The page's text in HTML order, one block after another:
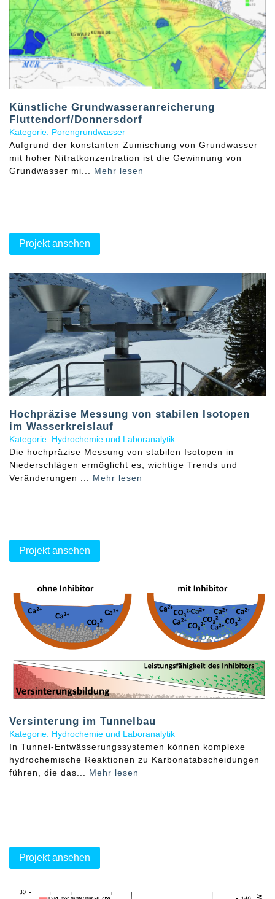
Künstliche Grundwasseranreicherung
Fluttendorf/Donnersdorf
Kategorie: Porengrundwasser
Aufgrund der konstanten Zumischung von Grundwasser
mit hoher Nitratkonzentration ist die Gewinnung von
Grundwasser mi... Mehr lesen
Projekt ansehen
Hochpräzise Messung von stabilen Isotopen
im Wasserkreislauf
Kategorie: Hydrochemie und Laboranalytik
Die hochpräzise Messung von stabilen Isotopen in
Niederschlägen ermöglicht es, wichtige Trends und
Veränderungen ... Mehr lesen
Projekt ansehen
Versinterung im Tunnelbau
Kategorie: Hydrochemie und Laboranalytik
In Tunnel-Entwässerungssystemen können komplexe
hydrochemische Reaktionen zu Karbonatabscheidungen
führen, die das... Mehr lesen
Projekt ansehen